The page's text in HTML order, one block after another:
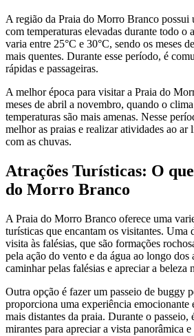
A região da Praia do Morro Branco
com temperaturas elevadas durante todo o
varia entre 25°C e 30°C, sendo os meses
mais quentes. Durante esse período, é
rápidas e passageiras.
A melhor época para visitar a Praia do
meses de abril a novembro, quando o clima
temperaturas são mais amenas. Nesse
melhor as praias e realizar atividades ao ar
com as chuvas.
Atrações Turísticas: O
do Morro Branco
A Praia do Morro Branco oferece uma
turísticas que encantam os visitantes. Uma
visita às falésias, que são formações
pela ação do vento e da água ao longo dos
caminhar pelas falésias e apreciar a beleza
Outra opção é fazer um passeio de buggy
proporciona uma experiência emocionante
mais distantes da praia. Durante o passeio,
mirantes para apreciar a vista panorâmica